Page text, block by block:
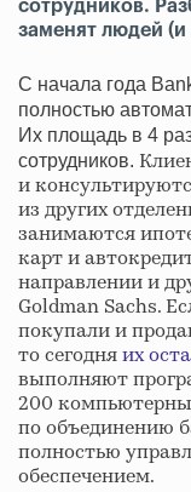
сотрудников.
заменят людей (и
С начала года
полностью
Их площадь в 4
сотрудников.
и
из других
занимаются
карт и
направлении и
Goldman Sachs.
покупали и
то сегодняих
выполняют
200
по объединению
полностью
обеспечением.